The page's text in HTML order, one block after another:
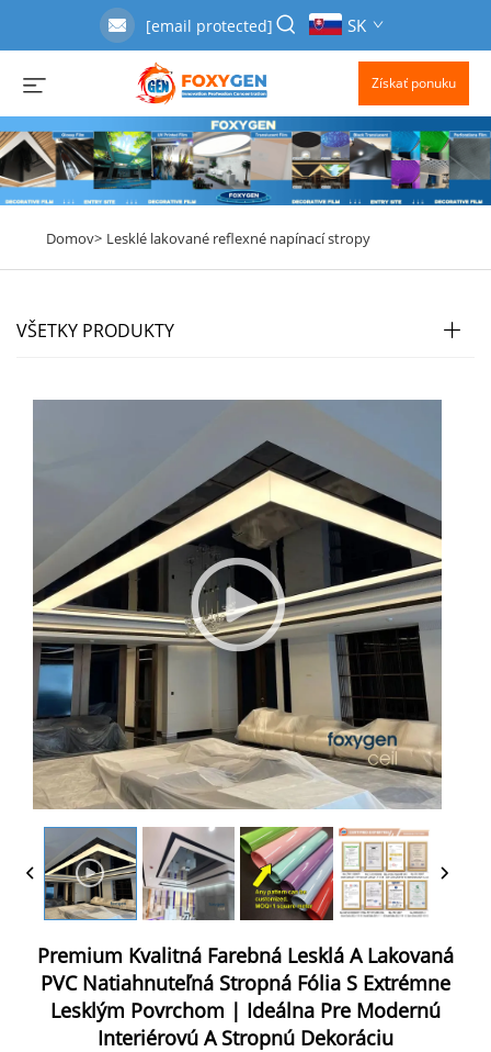
[email protected] SK
Získať ponuku
Domov> Lesklé lakované reflexné napínací stropy
VŠETKY PRODUKTY
Premium Kvalitná Farebná Lesklá A Lakovaná
PVC Natiahnuteľná Stropná Fólia S Extrémne
Lesklým Povrchom | Ideálna Pre Modernú
Interiérovú A Stropnú Dekoráciu